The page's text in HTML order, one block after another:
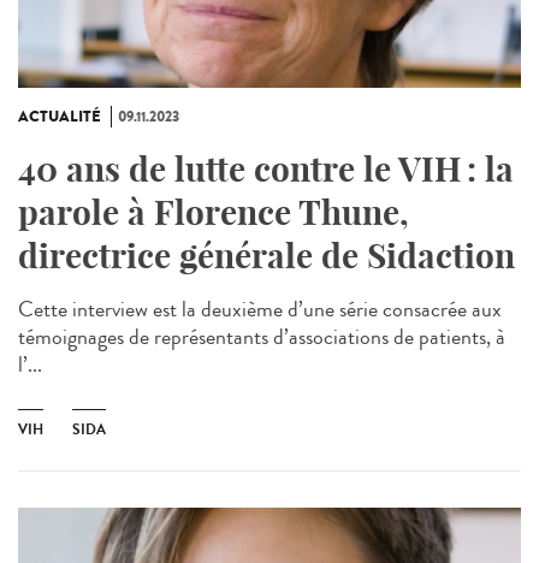
ACTUALITÉ 09.11.2023
40 ans de lutte contre le VIH : la
parole à Florence Thune,
directrice générale de Sidaction
Cette interview est la deuxième d’une série consacrée aux
témoignages de représentants d’associations de patients, à
l’...
VIH SIDA